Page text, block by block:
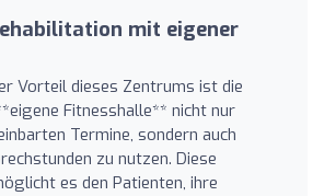
mit eigener
Vorteil dieses Zentrums ist die
Fitnesshalle** nicht nur
Termine, sondern auch
zu nutzen. Diese
es den Patienten, ihre